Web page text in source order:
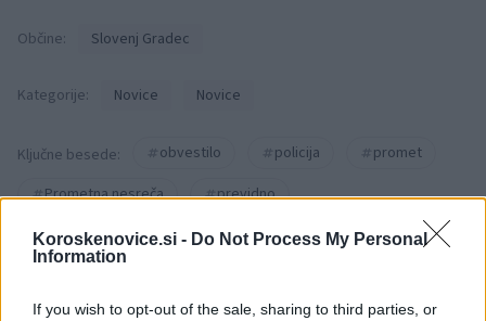
Koroskenovice.si - Do Not Process My Personal
Information
If you wish to opt-out of the sale, sharing to third parties, or
Občine: Slovenj Gradec
Kategorije: Novice Novice
Ključne besede: obvestilo policija
promet
Prometna nesreča
previdno
Več iz kraja Slovenj Gradec